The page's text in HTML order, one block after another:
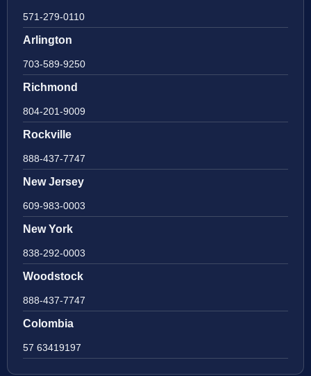
571-279-0110
Arlington
703-589-9250
Richmond
804-201-9009
Rockville
888-437-7747
New Jersey
609-983-0003
New York
838-292-0003
Woodstock
888-437-7747
Colombia
57 63419197